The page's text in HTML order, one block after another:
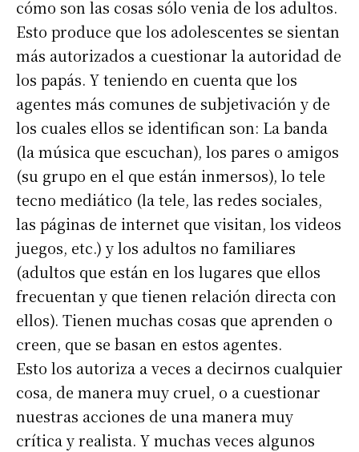
cómo son las cosas sólo venia de los adultos.
Esto produce que los adolescentes se sientan
más autorizados a cuestionar la autoridad de
los papás. Y teniendo en cuenta que los
agentes más comunes de subjetivación y de
los cuales ellos se identifican son: La banda
(la música que escuchan), los pares o amigos
(su grupo en el que están inmersos), lo tele
tecno mediático (la tele, las redes sociales,
las páginas de internet que visitan, los videos
juegos, etc.) y los adultos no familiares
(adultos que están en los lugares que ellos
frecuentan y que tienen relación directa con
ellos). Tienen muchas cosas que aprenden o
creen, que se basan en estos agentes.
Esto los autoriza a veces a decirnos cualquier
cosa, de manera muy cruel, o a cuestionar
nuestras acciones de una manera muy
crítica y realista. Y muchas veces algunos